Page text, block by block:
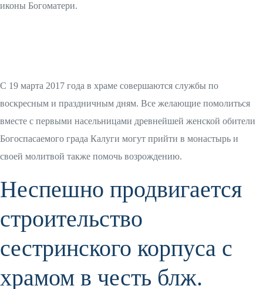
иконы Богоматери.
С 19 марта 2017 года в храме совершаются службы по
воскресным и праздничным дням. Все желающие помолиться
вместе с первыми насельницами древнейшей женской обители
Богоспасаемого града Калуги могут прийти в монастырь и
своей молитвой также помочь возрождению.
Неспешно продвигается
строительство
сестринского корпуса с
храмом в честь блж.